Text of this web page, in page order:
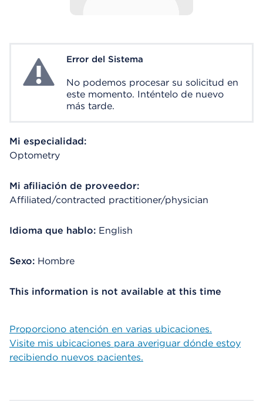
System ErrorError del Sistema
No podemos procesar su solicitud en
este momento. Inténtelo de nuevo
más tarde.
Mi especialidad:
Optometry
Mi afiliación de proveedor:
Affiliated/contracted practitioner/physician
Idioma que hablo: English
Sexo: Hombre
This information is not available at this time
Proporciono atención en varias ubicaciones.
Visite mis ubicaciones para averiguar dónde estoy
recibiendo nuevos pacientes.